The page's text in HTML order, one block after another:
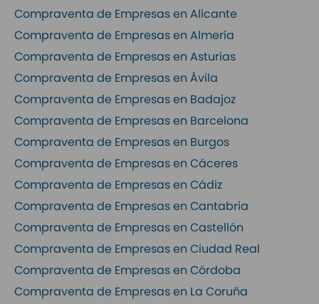
Compraventa de Empresas en Alicante
Compraventa de Empresas en Almería
Compraventa de Empresas en Asturias
Compraventa de Empresas en Ávila
Compraventa de Empresas en Badajoz
Compraventa de Empresas en Barcelona
Compraventa de Empresas en Burgos
Compraventa de Empresas en Cáceres
Compraventa de Empresas en Cádiz
Compraventa de Empresas en Cantabria
Compraventa de Empresas en Castellón
Compraventa de Empresas en Ciudad Real
Compraventa de Empresas en Córdoba
Compraventa de Empresas en La Coruña